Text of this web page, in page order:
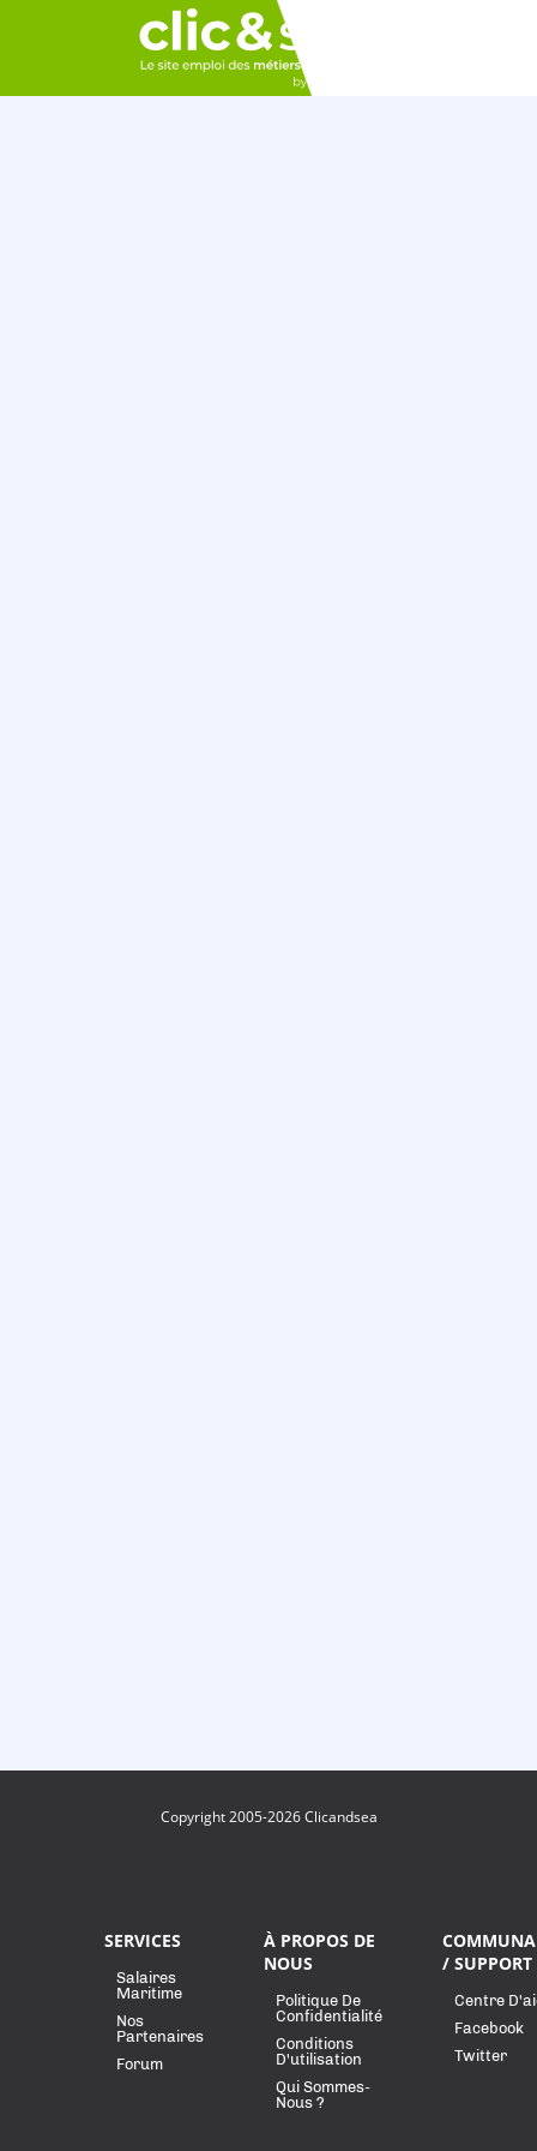
Copyright 2005-2026 Clicandsea
SERVICES
Salaires
Maritime
Nos
Partenaires
Forum
À PROPOS DE
NOUS
Politique De
Confidentialité
Conditions
D'utilisation
Qui Sommes-
Nous ?
/ SUPPORT
Centre
Facebook
Twitter